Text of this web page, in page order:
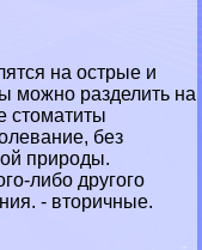
на острые и
можно разделить на
стоматиты
без
природы.
либо другого
- вторичные.